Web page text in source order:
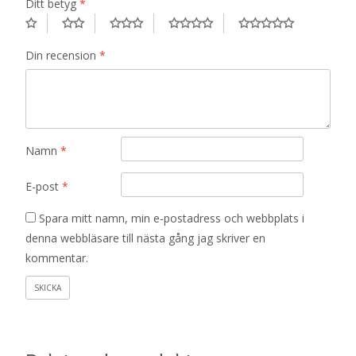
Ditt betyg *
Din recension *
Namn *
E-post *
Spara mitt namn, min e-postadress och webbplats i
denna webbläsare till nästa gång jag skriver en
kommentar.